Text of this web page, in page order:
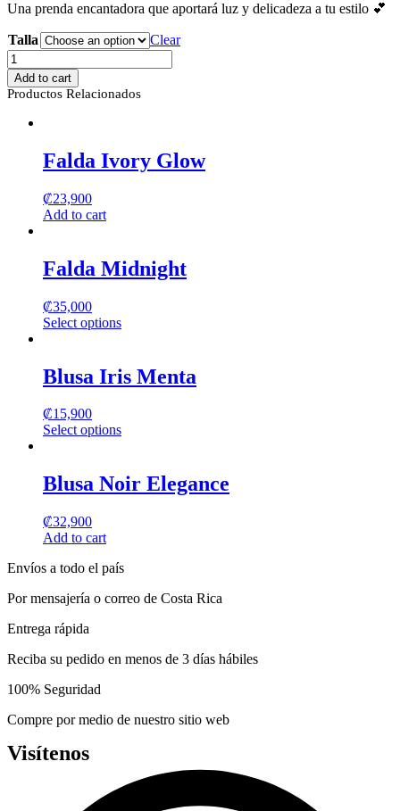
Una prenda encantadora que aportará luz y delicadeza a tu estilo 💕
Talla
Clear
Blusa
Celeste
Aurora
Add to cart
Productos Relacionados
Falda Ivory Glow
₡23,900
Add to cart
Falda Midnight
₡35,000
Select options
has
multiple
The
options
chosen
on
the
product
page
Blusa Iris Menta
₡15,900
Select options
has
multiple
The
options
be
chosen
on
the
product
page
Blusa Noir Elegance
₡32,900
Add to cart
Envíos a todo el país
Por mensajería o correo de Costa Rica
Entrega rápida
Reciba su pedido en menos de 3 días hábiles
100% Seguridad
Compre por medio de nuestro sitio web
Visítenos